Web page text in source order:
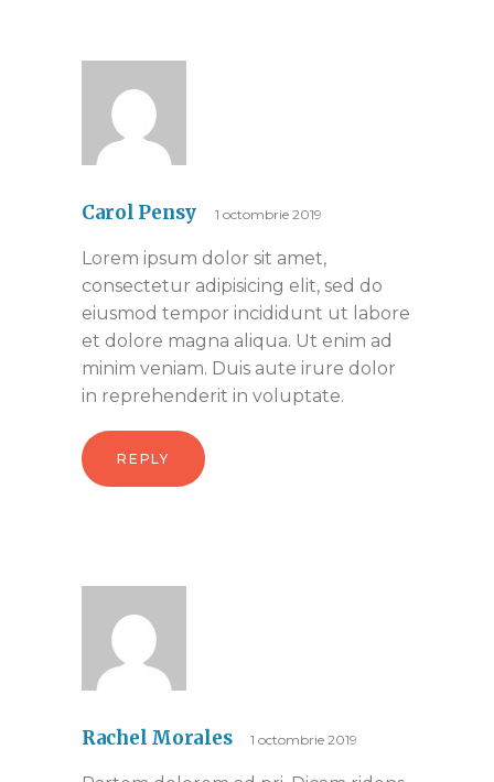
Carol Pensy 1 octombrie 2019
Lorem ipsum dolor sit amet,
consectetur adipisicing elit, sed do
eiusmod tempor incididunt ut labore
et dolore magna aliqua. Ut enim ad
minim veniam. Duis aute irure dolor
in reprehenderit in voluptate.
REPLY
Rachel Morales 1 octombrie 2019